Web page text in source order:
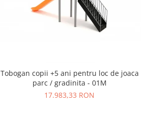
Tobogan copii +5 ani pentru loc de joaca
parc / gradinita - 01M
17.983,33 RON